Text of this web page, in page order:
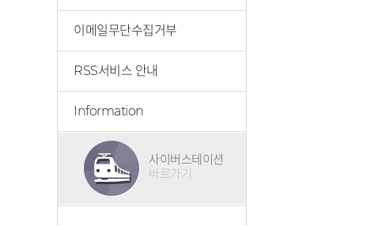
이메일무단수집거부
RSS서비스 안내
Information
사이버스테이션
바로가기